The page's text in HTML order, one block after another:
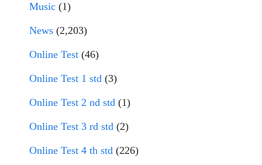
Music (1)
News (2,203)
Online Test (46)
Online Test 1 std (3)
Online Test 2 nd std (1)
Online Test 3 rd std (2)
Online Test 4 th std (226)